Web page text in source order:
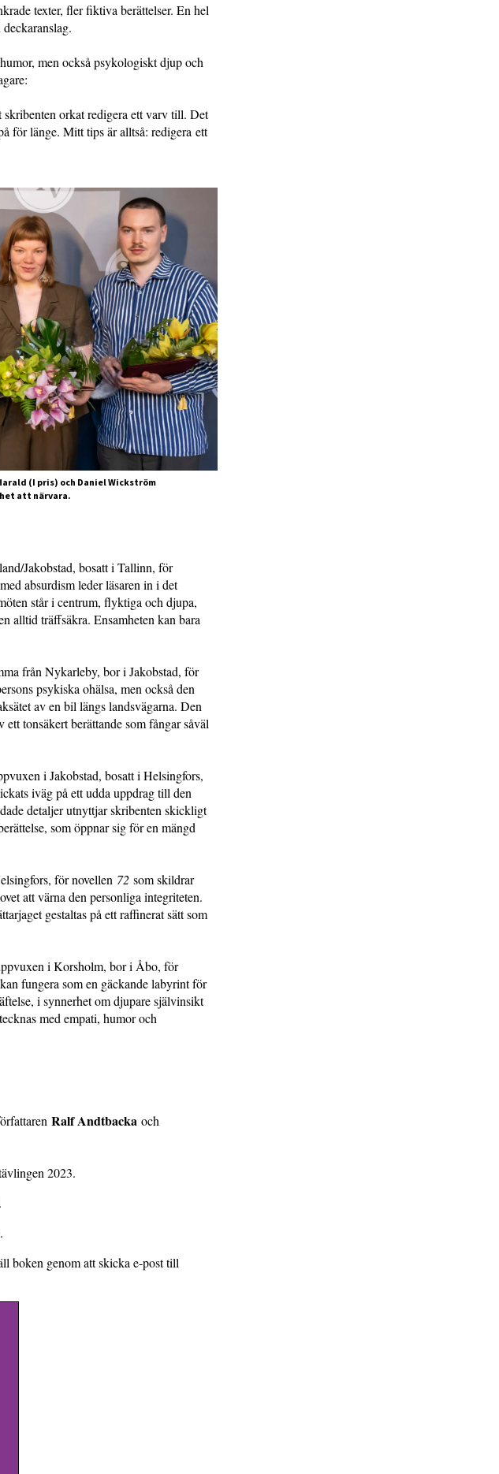
texter, fler fiktiva berättelser. En hel
men också psykologiskt djup och
orkat redigera ett varv till. Det
för länge. Mitt tips är alltså: redigera ett
(I pris) och Daniel Wickström
att närvara.
Jakobstad, bosatt i Tallinn, för
absurdism leder läsaren in i det
står i centrum, flyktiga och djupa,
alltid träffsäkra. Ensamheten kan bara
från Nykarleby, bor i Jakobstad, för
psykiska ohälsa, men också den
av en bil längs landsvägarna. Den
tonsäkert berättande som fångar såväl
i Jakobstad, bosatt i Helsingfors,
iväg på ett udda uppdrag till den
detaljer utnyttjar skribenten skickligt
som öppnar sig för en mängd
för novellen 72 som skildrar
att värna den personliga integriteten.
gestaltas på ett raffinerat sätt som
i Korsholm, bor i Åbo, för
fungera som en gäckande labyrint för
i synnerhet om djupare självinsikt
med empati, humor och
Ralf Andtbacka och
2023.
boken genom att skicka e-post till